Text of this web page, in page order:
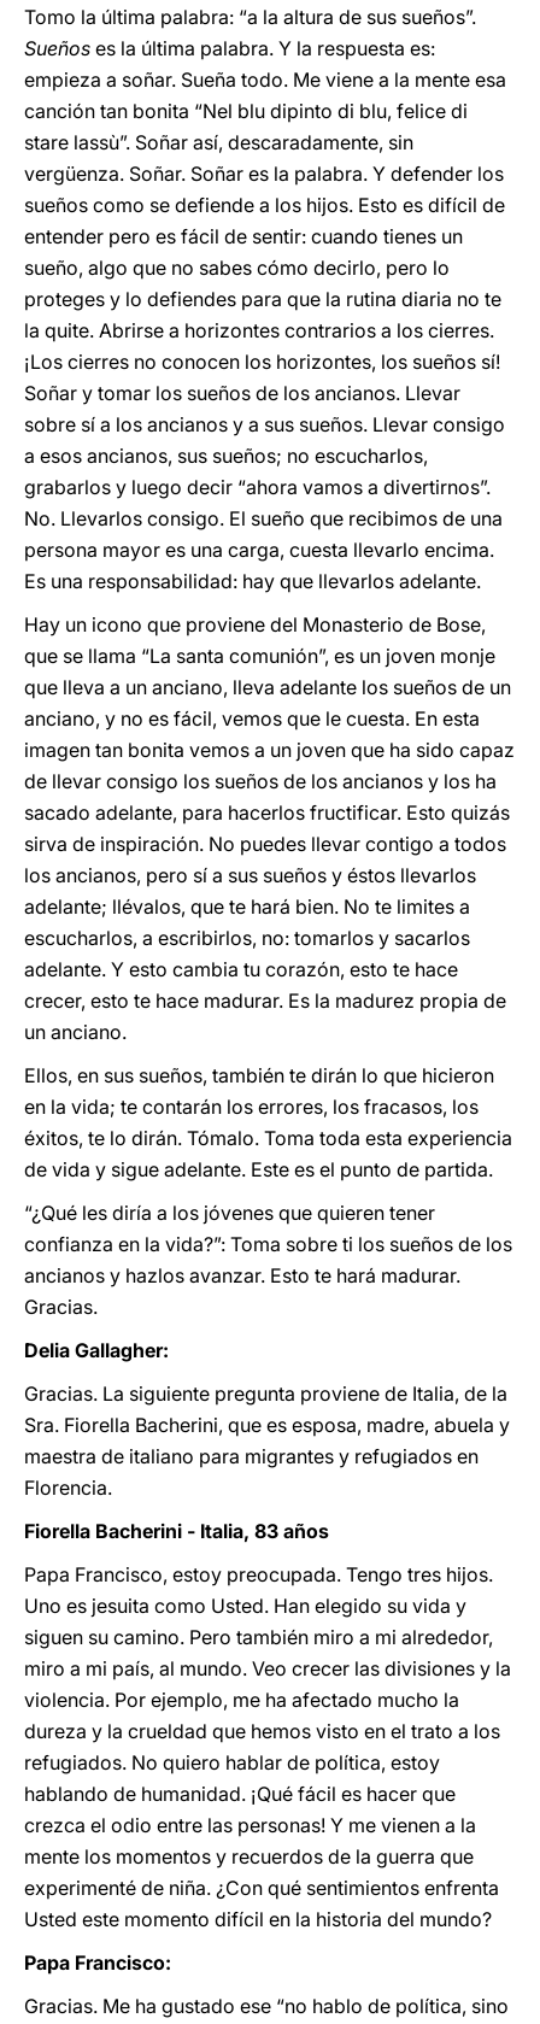
Tomo la última palabra: “a la altura de sus sueños”.
Sueños es la última palabra. Y la respuesta es:
empieza a soñar. Sueña todo. Me viene a la mente esa
canción tan bonita “Nel blu dipinto di blu, felice di
stare lassù”. Soñar así, descaradamente, sin
vergüenza. Soñar. Soñar es la palabra. Y defender los
sueños como se defiende a los hijos. Esto es difícil de
entender pero es fácil de sentir: cuando tienes un
sueño, algo que no sabes cómo decirlo, pero lo
proteges y lo defiendes para que la rutina diaria no te
la quite. Abrirse a horizontes contrarios a los cierres.
¡Los cierres no conocen los horizontes, los sueños sí!
Soñar y tomar los sueños de los ancianos. Llevar
sobre sí a los ancianos y a sus sueños. Llevar consigo
a esos ancianos, sus sueños; no escucharlos,
grabarlos y luego decir “ahora vamos a divertirnos”.
No. Llevarlos consigo. El sueño que recibimos de una
persona mayor es una carga, cuesta llevarlo encima.
Es una responsabilidad: hay que llevarlos adelante.
Hay un icono que proviene del Monasterio de Bose,
que se llama “La santa comunión”, es un joven monje
que lleva a un anciano, lleva adelante los sueños de un
anciano, y no es fácil, vemos que le cuesta. En esta
imagen tan bonita vemos a un joven que ha sido capaz
de llevar consigo los sueños de los ancianos y los ha
sacado adelante, para hacerlos fructificar. Esto quizás
sirva de inspiración. No puedes llevar contigo a todos
los ancianos, pero sí a sus sueños y éstos llevarlos
adelante; llévalos, que te hará bien. No te limites a
escucharlos, a escribirlos, no: tomarlos y sacarlos
adelante. Y esto cambia tu corazón, esto te hace
crecer, esto te hace madurar. Es la madurez propia de
un anciano.
Ellos, en sus sueños, también te dirán lo que hicieron
en la vida; te contarán los errores, los fracasos, los
éxitos, te lo dirán. Tómalo. Toma toda esta experiencia
de vida y sigue adelante. Este es el punto de partida.
“¿Qué les diría a los jóvenes que quieren tener
confianza en la vida?”: Toma sobre ti los sueños de los
ancianos y hazlos avanzar. Esto te hará madurar.
Gracias.
Delia Gallagher:
Gracias. La siguiente pregunta proviene de Italia, de la
Sra. Fiorella Bacherini, que es esposa, madre, abuela y
maestra de italiano para migrantes y refugiados en
Florencia.
Fiorella Bacherini - Italia, 83 años
Papa Francisco, estoy preocupada. Tengo tres hijos.
Uno es jesuita como Usted. Han elegido su vida y
siguen su camino. Pero también miro a mi alrededor,
miro a mi país, al mundo. Veo crecer las divisiones y la
violencia. Por ejemplo, me ha afectado mucho la
dureza y la crueldad que hemos visto en el trato a los
refugiados. No quiero hablar de política, estoy
hablando de humanidad. ¡Qué fácil es hacer que
crezca el odio entre las personas! Y me vienen a la
mente los momentos y recuerdos de la guerra que
experimenté de niña. ¿Con qué sentimientos enfrenta
Usted este momento difícil en la historia del mundo?
Papa Francisco:
Gracias. Me ha gustado ese “no hablo de política, sino